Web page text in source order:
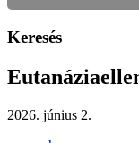
Keresés
2026. június 2.